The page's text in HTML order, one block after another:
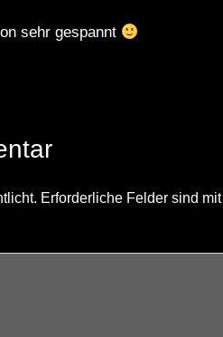
sehr gespannt
Erforderliche Felder sind mit